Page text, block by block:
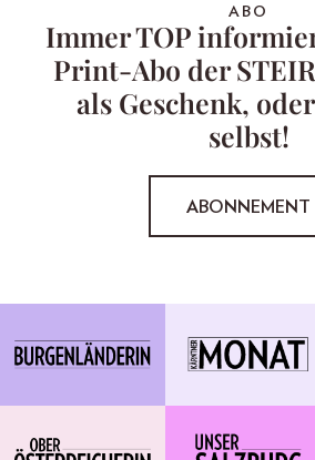
ABO
Immer TOP
Print-Abo der
als Geschenk,
selbst!
ABONNEMENT